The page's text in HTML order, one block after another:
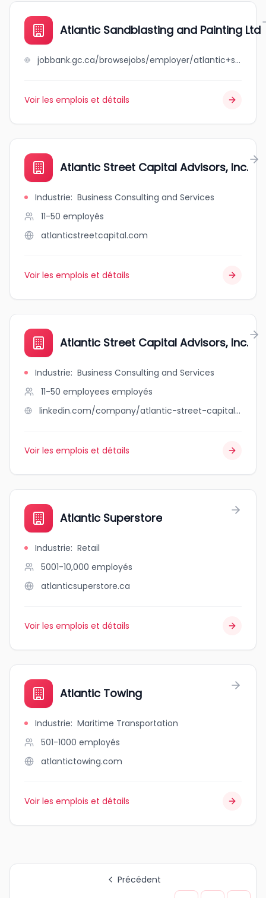
Atlantic Sandblasting and Painting Ltd
jobbank.gc.ca/browsejobs/employer/atlantic+sandblasting+and+painting+ltd/ca
Voir les emplois et détails
Atlantic Street Capital Advisors, Inc.
Industrie: Business Consulting and Services
11-50 employés
atlanticstreetcapital.com
Voir les emplois et détails
Atlantic Street Capital Advisors, Inc.
Industrie: Business Consulting and Services
11-50 employees employés
linkedin.com/company/atlantic-street-capital-advisors-inc
Voir les emplois et détails
Atlantic Superstore
Industrie: Retail
5001-10,000 employés
atlanticsuperstore.ca
Voir les emplois et détails
Atlantic Towing
Industrie: Maritime Transportation
501-1000 employés
atlantictowing.com
Voir les emplois et détails
Précédent